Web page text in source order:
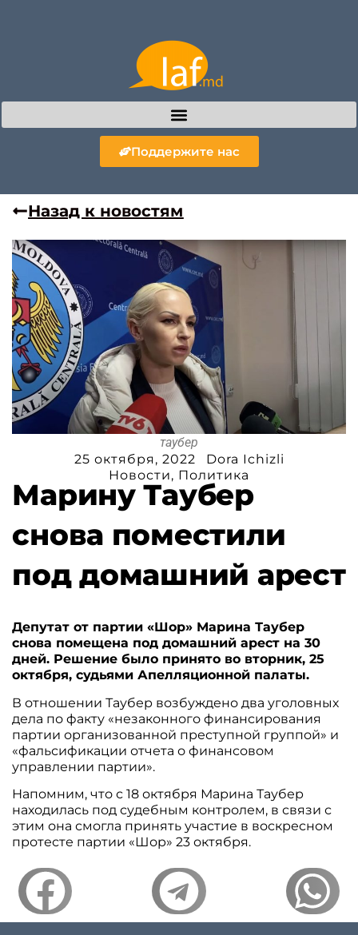
Поддержите нас
Назад к новостям
таубер
25 октября, 2022
Dora Ichizli
Новости, Политика
Марину Таубер
снова поместили
под домашний арест
Депутат от партии «Шор» Марина Таубер
снова помещена под домашний арест на 30
дней. Решение было принято во вторник, 25
октября, судьями Апелляционной палаты.
В отношении Таубер возбуждено два уголовных
дела по факту «незаконного финансирования
партии организованной преступной группой» и
«фальсификации отчета о финансовом
управлении партии».
Напомним, что с 18 октября Марина Таубер
находилась под судебным контролем, в связи с
этим она смогла принять участие в воскресном
протесте партии «Шор» 23 октября.